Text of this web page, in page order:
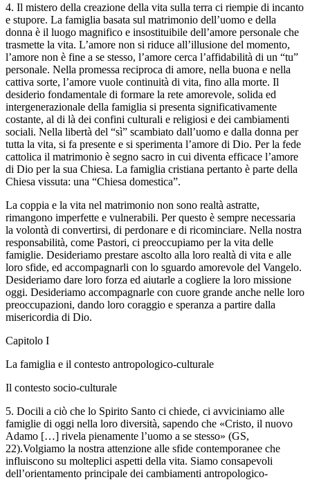
4. Il mistero della creazione della vita sulla terra ci riempie di incanto
e stupore. La famiglia basata sul matrimonio dell’uomo e della
donna è il luogo magnifico e insostituibile dell’amore personale che
trasmette la vita. L’amore non si riduce all’illusione del momento,
l’amore non è fine a se stesso, l’amore cerca l’affidabilità di un “tu”
personale. Nella promessa reciproca di amore, nella buona e nella
cattiva sorte, l’amore vuole continuità di vita, fino alla morte. Il
desiderio fondamentale di formare la rete amorevole, solida ed
intergenerazionale della famiglia si presenta significativamente
costante, al di là dei confini culturali e religiosi e dei cambiamenti
sociali. Nella libertà del “sì” scambiato dall’uomo e dalla donna per
tutta la vita, si fa presente e si sperimenta l’amore di Dio. Per la fede
cattolica il matrimonio è segno sacro in cui diventa efficace l’amore
di Dio per la sua Chiesa. La famiglia cristiana pertanto è parte della
Chiesa vissuta: una “Chiesa domestica”.
La coppia e la vita nel matrimonio non sono realtà astratte,
rimangono imperfette e vulnerabili. Per questo è sempre necessaria
la volontà di convertirsi, di perdonare e di ricominciare. Nella nostra
responsabilità, come Pastori, ci preoccupiamo per la vita delle
famiglie. Desideriamo prestare ascolto alla loro realtà di vita e alle
loro sfide, ed accompagnarli con lo sguardo amorevole del Vangelo.
Desideriamo dare loro forza ed aiutarle a cogliere la loro missione
oggi. Desideriamo accompagnarle con cuore grande anche nelle loro
preoccupazioni, dando loro coraggio e speranza a partire dalla
misericordia di Dio.
Capitolo I
La famiglia e il contesto antropologico-culturale
Il contesto socio-culturale
5. Docili a ciò che lo Spirito Santo ci chiede, ci avviciniamo alle
famiglie di oggi nella loro diversità, sapendo che «Cristo, il nuovo
Adamo […] rivela pienamente l’uomo a se stesso» (GS,
22).Volgiamo la nostra attenzione alle sfide contemporanee che
influiscono su molteplici aspetti della vita. Siamo consapevoli
dell’orientamento principale dei cambiamenti antropologico-